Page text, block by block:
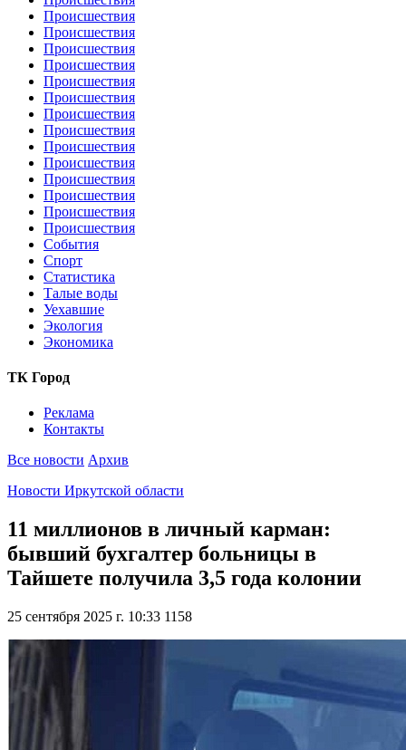
Происшествия
Происшествия
Происшествия
Происшествия
Происшествия
Происшествия
Происшествия
Происшествия
Происшествия
Происшествия
Происшествия
Происшествия
Происшествия
Происшествия
События
Спорт
Статистика
Талые воды
Уехавшие
Экология
Экономика
ТК Город
Реклама
Контакты
Все новости Архив
Новости Иркутской области
11 миллионов в личный карман:
бывший бухгалтер больницы в
Тайшете получила 3,5 года колонии
25 сентября 2025 г. 10:33 1158